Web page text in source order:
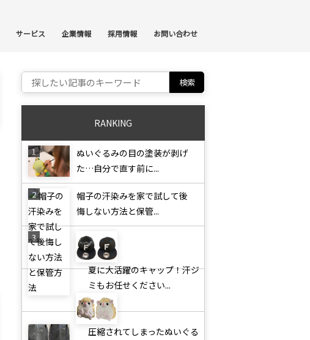
サービス 企業情報 採用情報 お問い合わせ
Search for:
RANKING
ぬいぐるみの目の塗装が剥げ
た…自分で直す前に...
帽子の汗染みを家で試して後
悔しない方法と保管...
夏に大活躍のキャップ！汗ジ
ミもお任せください...
圧縮されてしまったぬいぐる